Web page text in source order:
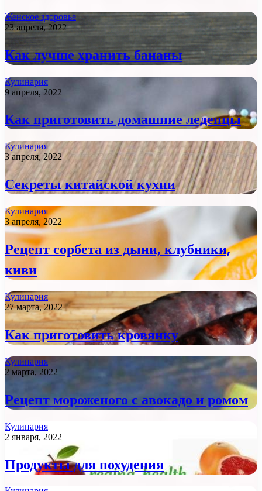
Женское здоровье
23 апреля, 2022
Как лучше хранить бананы
Кулинария
9 апреля, 2022
Как приготовить домашние леденцы
Кулинария
3 апреля, 2022
Секреты китайской кухни
Кулинария
3 апреля, 2022
Рецепт сорбета из дыни, клубники,
киви
Кулинария
27 марта, 2022
Как приготовить кровянку
Кулинария
2 марта, 2022
Рецепт мороженого с авокадо и ромом
Кулинария
2 января, 2022
Продукты для похудения